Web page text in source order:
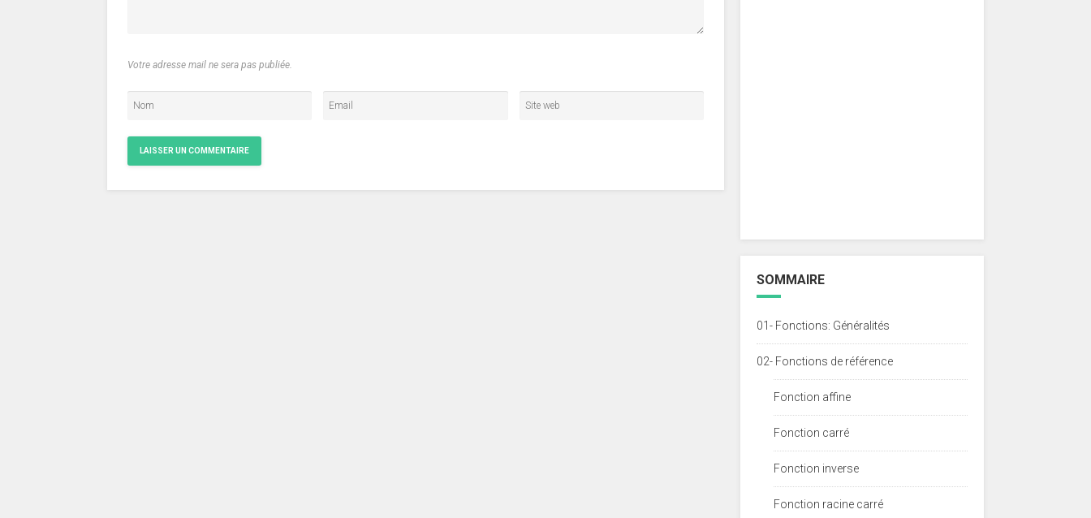
Votre adresse mail ne sera pas publiée.
SOMMAIRE
01- Fonctions: Généralités
02- Fonctions de référence
Fonction affine
Fonction carré
Fonction inverse
Fonction racine carré